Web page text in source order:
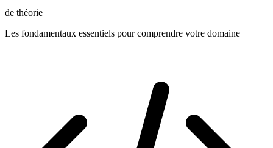
de théorie
Les fondamentaux essentiels pour comprendre votre domaine